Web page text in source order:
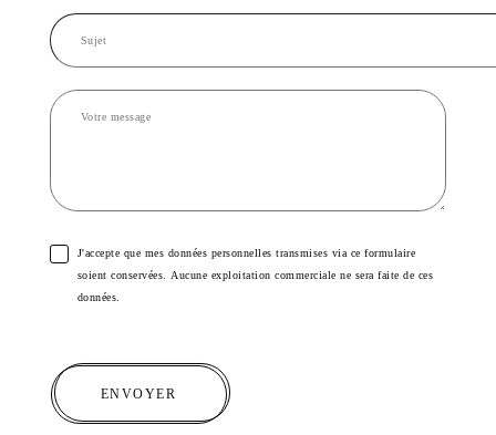
J'accepte que mes données personnelles transmises via ce formulaire
soient conservées. Aucune exploitation commerciale ne sera faite de ces
données.
ENVOYER